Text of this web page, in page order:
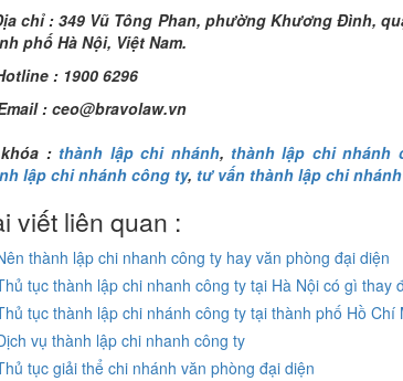
chỉ : 349 Vũ Tông Phan, phường Khương Đình,
phố Hà Nội, Việt Nam.
: 1900 6296
: ceo@bravolaw.vn
: thành lập chi nhánh, thành lập chi nhánh
lập chi nhánh công ty, tư vấn thành lập chi
viết liên quan :
thành lập chi nhanh công ty hay văn phòng đại diện
tục thành lập chi nhanh công ty tại Hà Nội có gì thay
tục thành lập chi nhánh công ty tại thành phố Hồ Chí
vụ thành lập chi nhanh công ty
tục giải thể chi nhánh văn phòng đại diện